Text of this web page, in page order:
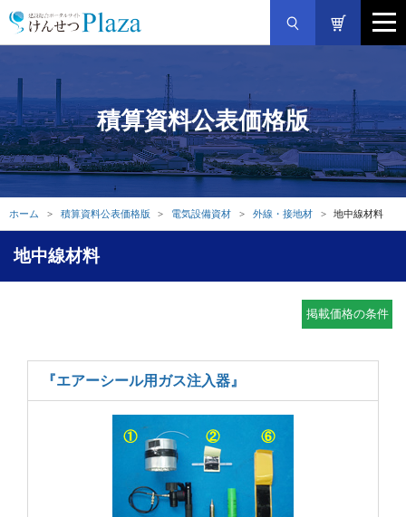
積算資料公表価格版
ホーム 積算資料公表価格版 電気設備資材 外線・接地材 地中線材料
地中線材料
掲載価格の条件
『エアーシール用ガス注入器』